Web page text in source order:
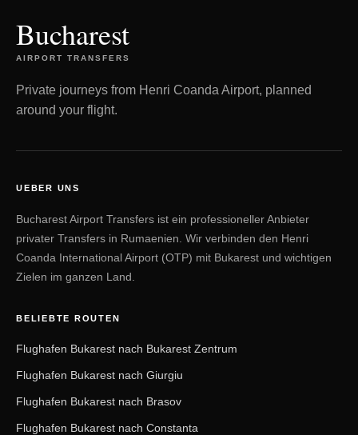
Bucharest
AIRPORT TRANSFERS
Private journeys from Henri Coanda Airport, planned
around your flight.
UEBER UNS
Bucharest Airport Transfers ist ein professioneller Anbieter
privater Transfers in Rumaenien. Wir verbinden den Henri
Coanda International Airport (OTP) mit Bukarest und wichtigen
Zielen im ganzen Land.
BELIEBTE ROUTEN
Flughafen Bukarest nach Bukarest Zentrum
Flughafen Bukarest nach Giurgiu
Flughafen Bukarest nach Brasov
Flughafen Bukarest nach Constanta